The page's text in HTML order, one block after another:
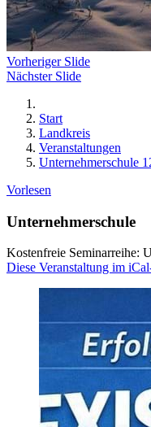
Vorheriger Slide
Nächster Slide
Start
Landkreis
Veranstaltungen
Unternehmerschule
Vorlesen
Unternehmerschule
Kostenfreie Seminarreihe:
Diese Veranstaltung im